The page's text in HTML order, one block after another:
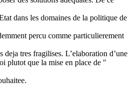
dans les domaines de la politique de
percu comme particulierement
deja tres fragilises. L’elaboration d’une
plutot que la mise en place de "